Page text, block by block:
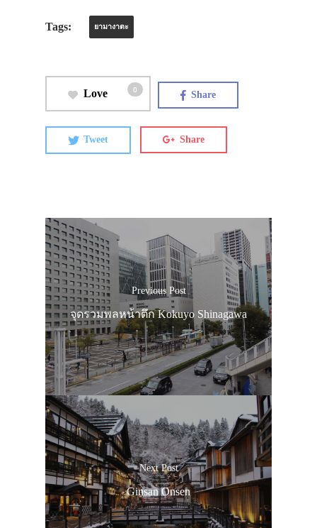
Tags: ยามางาตะ
Love 0 Share
Tweet Share
Previous Post
จุดรวมพลหน้าตึก Kokuyo Shinagawa
Next Post
Ginsan Onsen
ประเทศญี่ปุ่น
เที่ยวญี่ปุ่นด้ว
เอง
รถบัส
เดินทาง
ทัวร์
ที่พัก
สาระน่ารู้
VIDEO
ภาพประทับใจ